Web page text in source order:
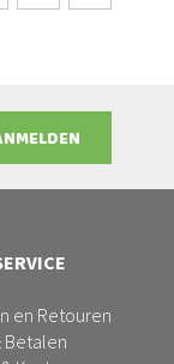
en Retouren
Betalen